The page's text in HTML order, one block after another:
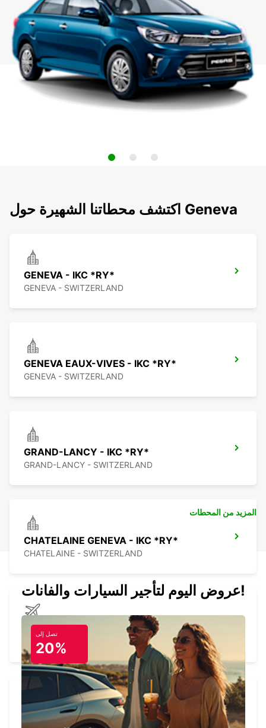
اكتشف محطاتنا الشهيرة حول Geneva
GENEVA - IKC *RY*
GENEVA - SWITZERLAND
GENEVA EAUX-VIVES - IKC *RY*
GENEVA - SWITZERLAND
GRAND-LANCY - IKC *RY*
GRAND-LANCY - SWITZERLAND
CHATELAINE GENEVA - IKC *RY*
CHATELAINE - SWITZERLAND
GENEVA AIRPORT CH - IKC *RY*
GENEVA - SWITZERLAND
GENEVA FERNEY VOLTAIRE APT IKC
المزيد من المحطات
عروض اليوم لتأجير السيارات والفانات!
تصل إلى
20%